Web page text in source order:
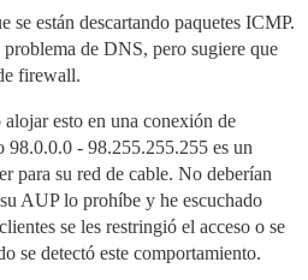
se están descartando paquetes ICMP.
de DNS, pero sugiere que
firewall.
alojar esto en una conexión de
98.0.0.0 - 98.255.255.255 es un
para su red de cable. No deberían
AUP lo prohíbe y he escuchado
se les restringió el acceso o se
se detectó este comportamiento.